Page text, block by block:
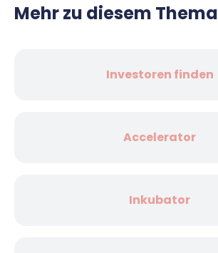
Mehr zu diesem Thema
Investoren finden
Accelerator
Inkubator